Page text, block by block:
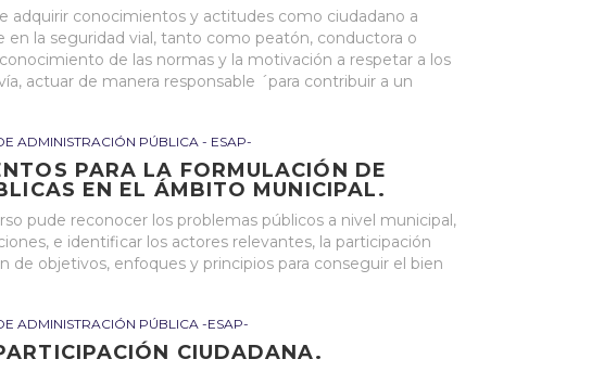
adquirir conocimientos y actitudes como ciudadano a
en la seguridad vial, tanto como peatón, conductora o
de las normas y la motivación a respetar a los
actuar de manera responsable ´para contribuir a un
ADMINISTRACIÓN PÚBLICA - ESAP-
PARA LA FORMULACIÓN DE
EN EL ÁMBITO MUNICIPAL.
pude reconocer los problemas públicos a nivel municipal,
e identificar los actores relevantes, la participación
de objetivos, enfoques y principios para conseguir el bien
ADMINISTRACIÓN PÚBLICA -ESAP-
CIUDADANA.